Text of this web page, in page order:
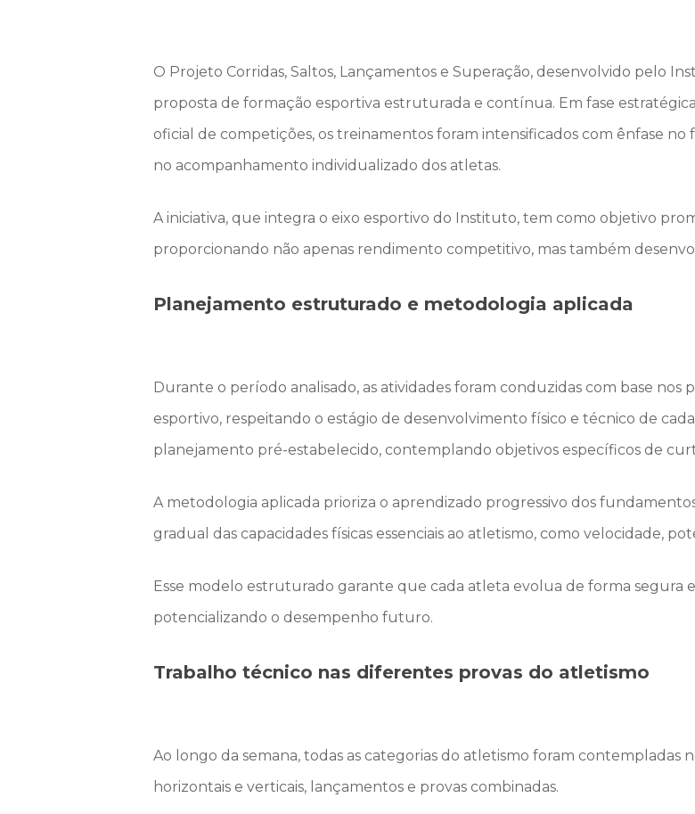
O Projeto Corridas, Saltos, Lançamentos e Superação, desenvolvido pelo
proposta de formação esportiva estruturada e contínua. Em fase
oficial de competições, os treinamentos foram intensificados com ênfase
no acompanhamento individualizado dos atletas.
A iniciativa, que integra o eixo esportivo do Instituto, tem como objetivo
proporcionando não apenas rendimento competitivo, mas também
Planejamento estruturado e metodologia aplicada
Durante o período analisado, as atividades foram conduzidas com base
esportivo, respeitando o estágio de desenvolvimento físico e técnico de
planejamento pré-estabelecido, contemplando objetivos específicos de
A metodologia aplicada prioriza o aprendizado progressivo dos
gradual das capacidades físicas essenciais ao atletismo, como velocidade,
Esse modelo estruturado garante que cada atleta evolua de forma segura
potencializando o desempenho futuro.
Trabalho técnico nas diferentes provas do atletismo
Ao longo da semana, todas as categorias do atletismo foram contempladas
horizontais e verticais, lançamentos e provas combinadas.